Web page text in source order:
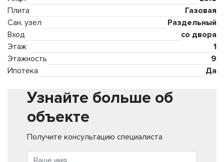
Плита
Газовая
Сан. узел
Раздельный
Вход
со двора
Этаж
1
Этажность
9
Ипотека
Да
Узнайте больше об
объекте
Получите консультацию специалиста